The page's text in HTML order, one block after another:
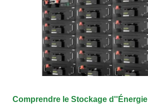
Comprendre le Stockage d''Énergie